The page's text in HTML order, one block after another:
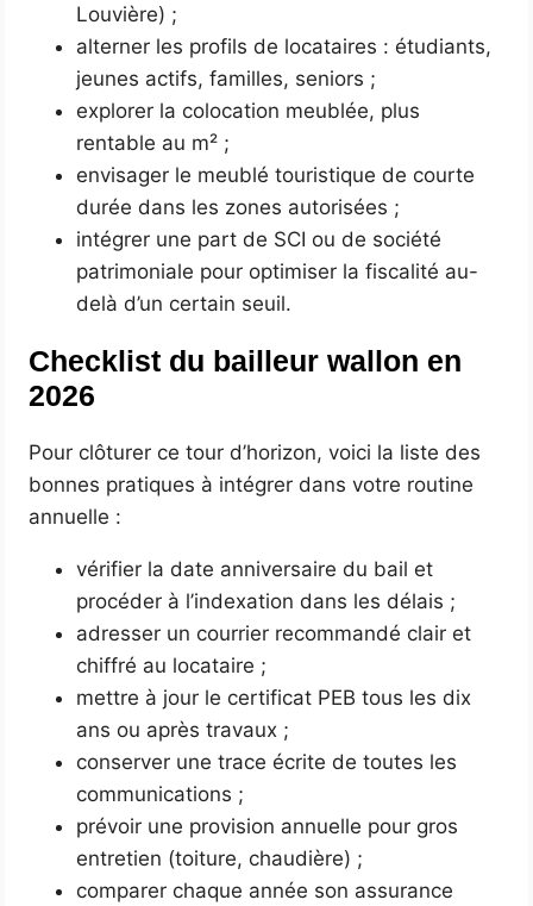
Louvière) ;
alterner les profils de locataires : étudiants,
jeunes actifs, familles, seniors ;
explorer la colocation meublée, plus
rentable au m² ;
envisager le meublé touristique de courte
durée dans les zones autorisées ;
intégrer une part de SCI ou de société
patrimoniale pour optimiser la fiscalité au-
delà d’un certain seuil.
Checklist du bailleur wallon en
2026
Pour clôturer ce tour d’horizon, voici la liste des
bonnes pratiques à intégrer dans votre routine
annuelle :
vérifier la date anniversaire du bail et
procéder à l’indexation dans les délais ;
adresser un courrier recommandé clair et
chiffré au locataire ;
mettre à jour le certificat PEB tous les dix
ans ou après travaux ;
conserver une trace écrite de toutes les
communications ;
prévoir une provision annuelle pour gros
entretien (toiture, chaudière) ;
comparer chaque année son assurance